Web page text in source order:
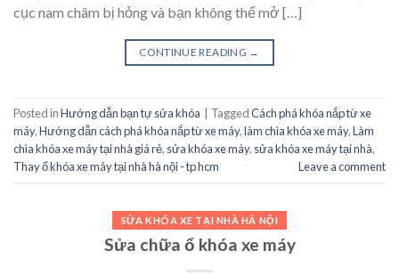
cục nam châm bị hỏng và bạn không thể mở […]
CONTINUE READING →
Posted inHướng dẫn bạn tự sửa khóa TaggedCách phá khóa nắp từ xe
máy,Hướng dẫn cách phá khóa nắp từ xe máy,làm chìa khóa xe máy,Làm
chìa khóa xe máy tại nhà giá rẻ, sửa khóa xe máy, sửa khóa xe máy tại nhà,
Thay ổ khóa xe máy tại nhà hà nội - tp hcm
Leave a comment
SỬA KHÓA XE TẠI NHÀ HÀ NỘI
Sửa chữa ổ khóa xe máy